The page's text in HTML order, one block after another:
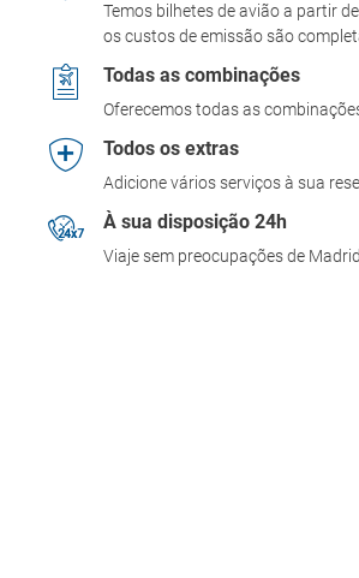
Temos bilhetes de avião a partir
os custos de emissão são
Todas as combinações
Oferecemos todas as
Todos os extras
Adicione vários serviços à sua
À sua disposição 24h
Viaje sem preocupações de